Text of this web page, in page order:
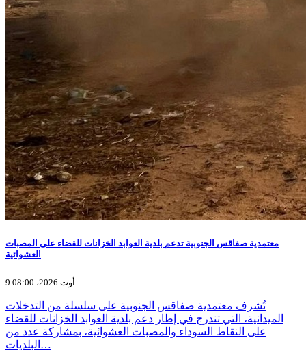
معتمدية صفاقس الجنوبية تدعم بلدية العوابد الخزانات للقضاء على المصبات
العشوائية
9 أوت 2026، 08:00
تُشرف معتمدية صفاقس الجنوبية على سلسلة من التدخلات
الميدانية، التي تندرج في إطار دعم بلدية العوابد الخزانات للقضاء
على النقاط السوداء والمصبات العشوائية، بمشاركة عدد من
البلديات…